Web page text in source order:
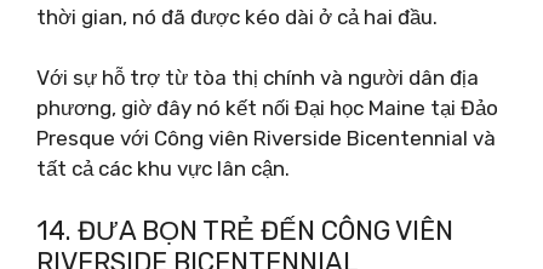
thời gian, nó đã được kéo dài ở cả hai đầu.
Với sự hỗ trợ từ tòa thị chính và người dân địa
phương, giờ đây nó kết nối Đại học Maine tại Đảo
Presque với Công viên Riverside Bicentennial và
tất cả các khu vực lân cận.
14. ĐƯA BỌN TRẺ ĐẾN CÔNG VIÊN
RIVERSIDE BICENTENNIAL